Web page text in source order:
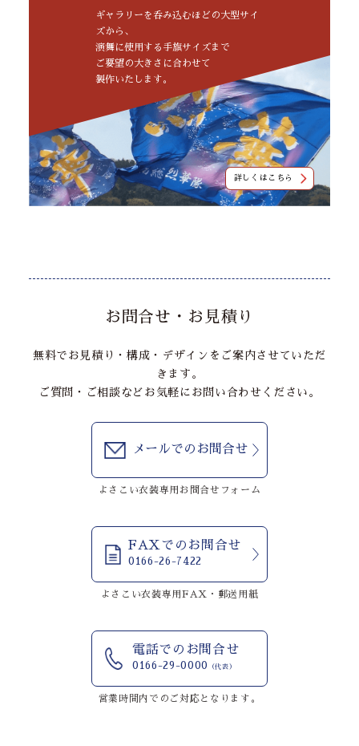
ギャラリーを呑み込むほどの大型サイ
ズから、
演舞に使用する手旗サイズまで
ご要望の大きさに合わせて
製作いたします。
詳しくはこちら
お問合せ・お見積り
無料でお見積り・構成・デザインをご案内させていただ
きます。
ご質問・ご相談などお気軽にお問い合わせください。
メールでのお問合せ
よさこい衣装専用お問合せフォーム
FAXでのお問合せ
0166-26-7422
よさこい衣装専用FAX・郵送用紙
電話でのお問合せ
0166-29-0000 （代表）
営業時間内でのご対応となります。